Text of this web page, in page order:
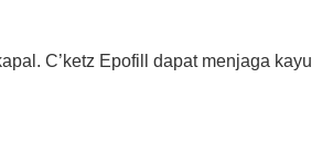
C’ketz Epofill dapat menjaga kayu